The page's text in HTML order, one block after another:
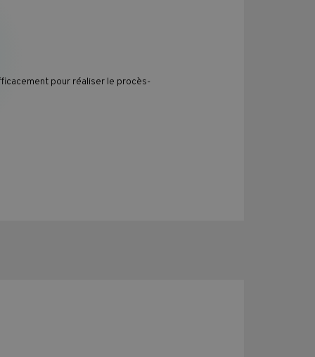
pour réaliser le procès-